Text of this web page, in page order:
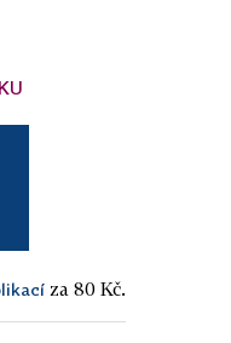
za 80 Kč.